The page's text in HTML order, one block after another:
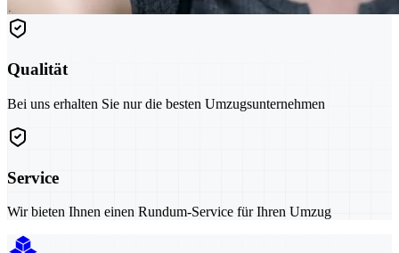
Qualität
Bei uns erhalten Sie nur die besten Umzugsunternehmen
Service
Wir bieten Ihnen einen Rundum-Service für Ihren Umzug